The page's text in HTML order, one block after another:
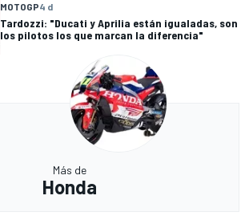
MOTOGP4 d
Tardozzi: "Ducati y Aprilia están igualadas, son
los pilotos los que marcan la diferencia"
Más de
Honda